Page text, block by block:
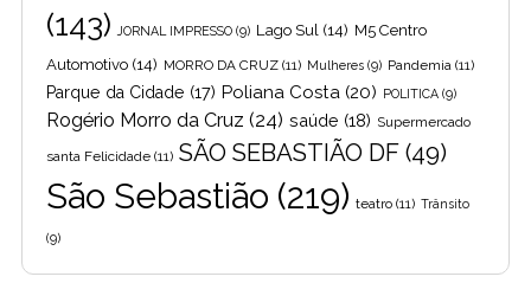
(143) JORNAL IMPRESSO (9) Lago Sul (14) M5 Centro
Automotivo (14) MORRO DA CRUZ (11) Mulheres (9) Pandemia (11)
Parque da Cidade (17) Poliana Costa (20) POLITICA (9)
Rogério Morro da Cruz (24) saúde (18) Supermercado
santa Felicidade (11) SÃO SEBASTIÃO DF (49)
São Sebastião (219) teatro (11) Trânsito
(9)